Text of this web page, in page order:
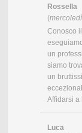
Rossella
(
Conosco
un
siamo
un
Affidarsi a
Luca